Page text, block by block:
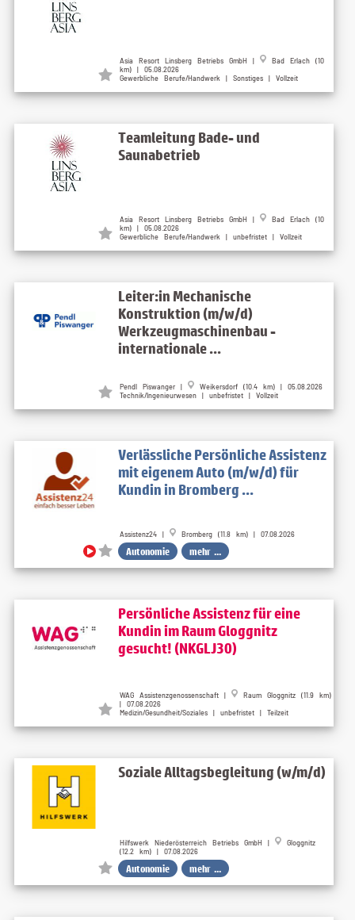
Asia Resort Linsberg Betriebs GmbH |
Bad Erlach (10
km) | 05.08.2026
Gewerbliche Berufe/Handwerk | Sonstiges | Vollzeit
Teamleitung Bade- und
Saunabetrieb
Asia Resort Linsberg Betriebs GmbH |
Bad Erlach (10
km) | 05.08.2026
Gewerbliche Berufe/Handwerk | unbefristet | Vollzeit
Leiter:in Mechanische
Konstruktion (m/w/d)
Werkzeugmaschinenbau -
internationale ...
Pendl Piswanger |
Weikersdorf (10.4 km) | 05.08.2026
Technik/Ingenieurwesen | unbefristet | Vollzeit
Verlässliche Persönliche Assistenz
mit eigenem Auto (m/w/d) für
Kundin in Bromberg ...
Assistenz24 | Bromberg (11.8 km) | 07.08.2026
Autonomie mehr ...
Persönliche Assistenz für eine
Kundin im Raum Gloggnitz
gesucht! (NKGLJ30)
WAG Assistenzgenossenschaft |
Raum Gloggnitz (11.9 km)
| 07.08.2026
Medizin/Gesundheit/Soziales | unbefristet | Teilzeit
Soziale Alltagsbegleitung (w/m/d)
Hilfswerk Niederösterreich Betriebs GmbH |
Gloggnitz
(12.2 km) | 07.08.2026
Autonomie mehr ...